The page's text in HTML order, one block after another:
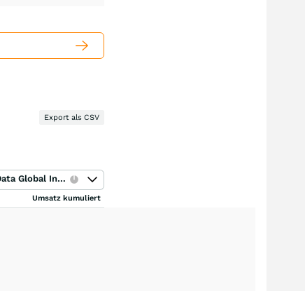
Export als CSV
ICE Data Global Index
Umsatz kumuliert